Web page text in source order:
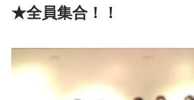
★全員集合！！